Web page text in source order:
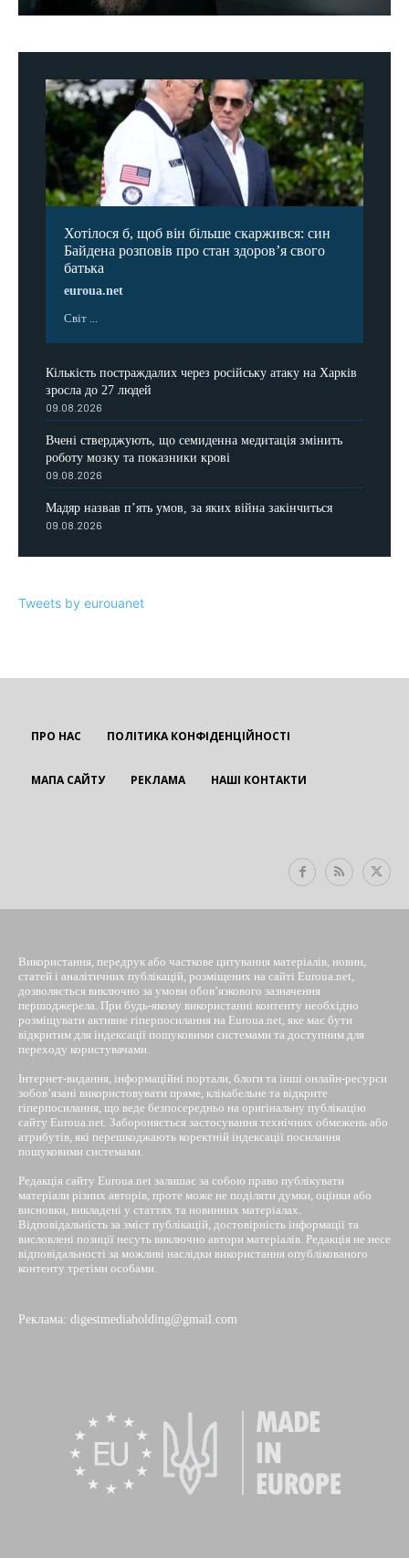
Хотілося б, щоб він більше скаржився: син
Байдена розповів про стан здоров’я свого
батька
euroua.net
Світ ...
Кількість постраждалих через російську атаку на Харків
зросла до 27 людей
09.08.2026
Вчені стверджують, що семиденна медитація змінить
роботу мозку та показники крові
09.08.2026
Мадяр назвав п’ять умов, за яких війна закінчиться
09.08.2026
Tweets by eurouanet
ПРО НАС ПОЛІТИКА КОНФІДЕНЦІЙНОСТІ
МАПА САЙТУ РЕКЛАМА НАШІ КОНТАКТИ
Використання, передрук або часткове цитування матеріалів, новин,
статей і аналітичних публікацій, розміщених на сайті Euroua.net,
дозволяється виключно за умови обов’язкового зазначення
першоджерела. При будь-якому використанні контенту необхідно
розміщувати активне гіперпосилання на Euroua.net, яке має бути
відкритим для індексації пошуковими системами та доступним для
переходу користувачами.
Інтернет-видання, інформаційні портали, блоги та інші онлайн-ресурси
зобов’язані використовувати пряме, клікабельне та відкрите
гіперпосилання, що веде безпосередньо на оригінальну публікацію
сайту Euroua.net. Забороняється застосування технічних обмежень або
атрибутів, які перешкоджають коректній індексації посилання
пошуковими системами.
Редакція сайту Euroua.net залишає за собою право публікувати
матеріали різних авторів, проте може не поділяти думки, оцінки або
висновки, викладені у статтях та новинних матеріалах.
Відповідальність за зміст публікацій, достовірність інформації та
висловлені позиції несуть виключно автори матеріалів. Редакція не несе
відповідальності за можливі наслідки використання опублікованого
контенту третіми особами.
Реклама: digestmediaholding@gmail.com